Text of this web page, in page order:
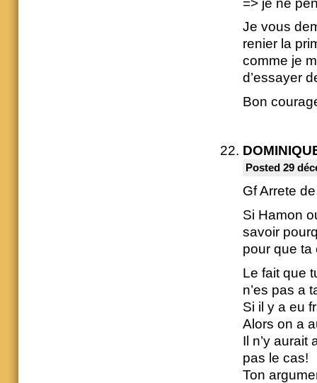
=> je ne
Je vous
renier la
comme je
d’essayer
Bon
Posted 29
Gf Arrete
Si Hamon
savoir
pour que ta
Le fait que
n’es pas a
Si il y a eu
Alors on a
Il n’y aurait
pas le cas!
Ton